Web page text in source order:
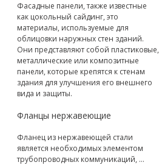
Фасадные панели, также известные
как цокольный сайдинг, это
материалы, используемые для
облицовки наружных стен зданий.
Они представляют собой пластиковые,
металлические или композитные
панели, которые крепятся к стенам
здания для улучшения его внешнего
вида и защиты.
Фланцы нержавеющие
Фланец из нержавеющей стали
является необходимых элементом
трубопроводных коммуникаций, ...